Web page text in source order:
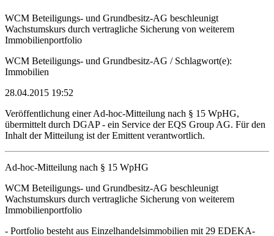
WCM Beteiligungs- und Grundbesitz-AG beschleunigt
Wachstumskurs durch vertragliche Sicherung von weiterem
Immobilienportfolio
WCM Beteiligungs- und Grundbesitz-AG / Schlagwort(e):
Immobilien
28.04.2015 19:52
Veröffentlichung einer Ad-hoc-Mitteilung nach § 15 WpHG,
übermittelt durch DGAP - ein Service der EQS Group AG. Für den
Inhalt der Mitteilung ist der Emittent verantwortlich.
Ad-hoc-Mitteilung nach § 15 WpHG
WCM Beteiligungs- und Grundbesitz-AG beschleunigt
Wachstumskurs durch vertragliche Sicherung von weiterem
Immobilienportfolio
- Portfolio besteht aus Einzelhandelsimmobilien mit 29 EDEKA-